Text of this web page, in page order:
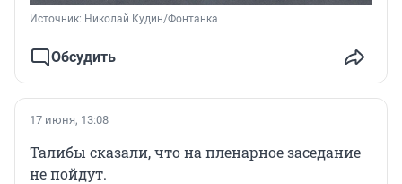
Источник: Николай Кудин/Фонтанка
Обсудить
17 июня, 13:08
Талибы сказали, что на пленарное заседание
не пойдут.